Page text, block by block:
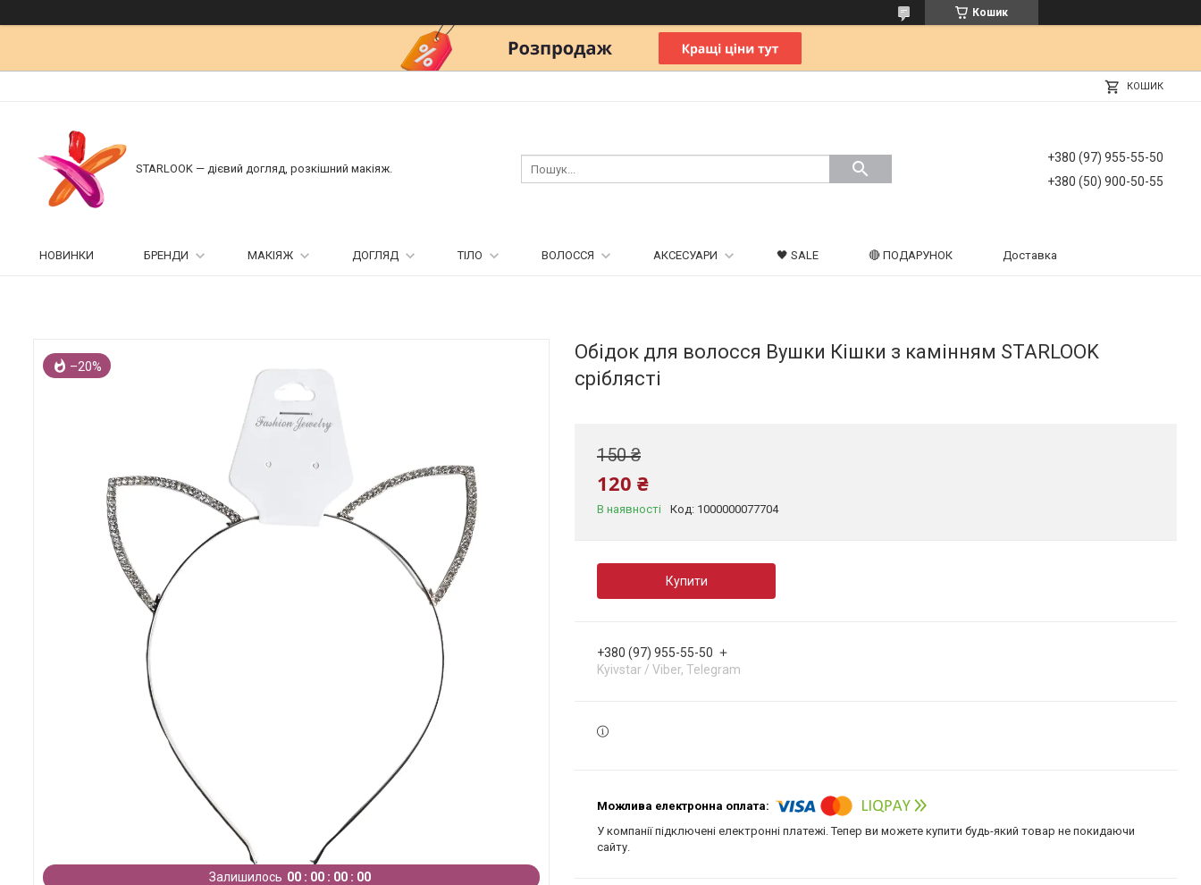
Кошик
КОШИК
STARLOOK — дієвий догляд, розкішний макіяж.
+380 (97) 955-55-50
+380 (50) 900-50-55
НОВИНКИ БРЕНДИ МАКІЯЖ ДОГЛЯД ТІЛО ВОЛОССЯ АКСЕСУАРИ 🖤 SALE 🔴 ПОДАРУНОК Доставка
Залишилось 00 00 00 00
–20%
Обідок для волосся Вушки Кішки з камінням STARLOOK
сріблясті
150 ₴
120 ₴
В наявності Код: 1000000077704
Купити
+380 (97) 955-55-50
Kyivstar / Viber, Telegram
У компанії підключені електронні платежі. Тепер ви можете купити будь-який товар не покидаючи
сайту.